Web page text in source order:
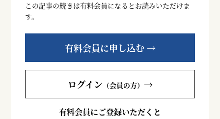
この記事の続きは有料会員になるとお読みいただけま
す。
有料会員に申し込む →
ログイン （会員の方） →
有料会員にご登録いただくと